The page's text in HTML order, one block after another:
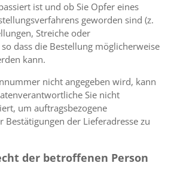
ist und ob Sie Opfer eines
geworden sind (z.
Streiche oder
dass die Bestellung möglicherweise
kann.
nicht angegeben wird, kann
Sie nicht
um auftragsbezogene
Bestätigungen der Lieferadresse zu
der betroffenen Person